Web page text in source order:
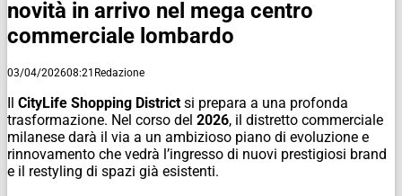
novità in arrivo nel mega centro
commerciale lombardo
03/04/202608:21 Redazione
Il CityLife Shopping District si prepara a una profonda
trasformazione. Nel corso del 2026, il distretto commerciale
milanese darà il via a un ambizioso piano di evoluzione e
rinnovamento che vedrà l’ingresso di nuovi prestigiosi brand
e il restyling di spazi già esistenti.